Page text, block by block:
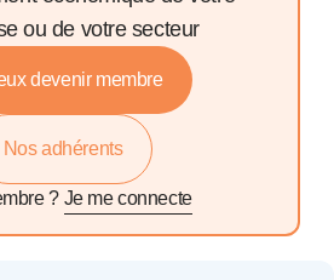
ou de votre secteur
devenir membre
Nos adhérents
? Je me connecte